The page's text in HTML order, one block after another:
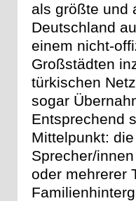
als größte und
Deutschland
einem nicht-
Großstädten
türkischen
sogar
Entsprechend
Mittelpunkt:
Sprecher/
oder mehrerer